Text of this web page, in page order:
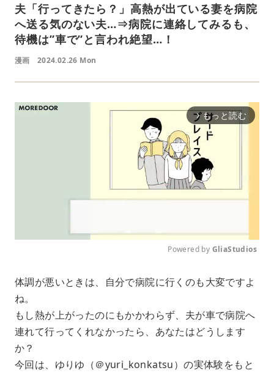
夫「行ってきたら？」高熱が出ている妻を病院
へ送る気のない夫…⇒病院に連絡してみるも、
待機は”車で”と言われ絶望…！
漫画 2024.02.26 Mon
arrow_forward_ios もっと読む
u
e
Powered by GliaStudios
体調が悪いときは、自分で病院に行くのも大変ですよ
ね。
もし熱が上がったのにもかかわらず、夫が車で病院へ
連れて行ってくれなかったら、あなたはどうします
か？
今回は、ゆりゆ（＠yuri_konkatsu）の実体験をもと